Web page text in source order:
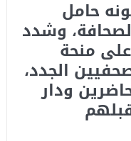
حامل
وشدد
منحة
الجدد،
ودار